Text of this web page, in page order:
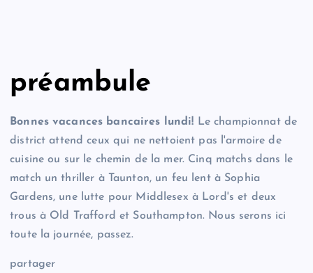
préambule
Bonnes vacances bancaires lundi! Le championnat de
district attend ceux qui ne nettoient pas l'armoire de
cuisine ou sur le chemin de la mer. Cinq matchs dans le
match un thriller à Taunton, un feu lent à Sophia
Gardens, une lutte pour Middlesex à Lord's et deux
trous à Old Trafford et Southampton. Nous serons ici
toute la journée, passez.
partager